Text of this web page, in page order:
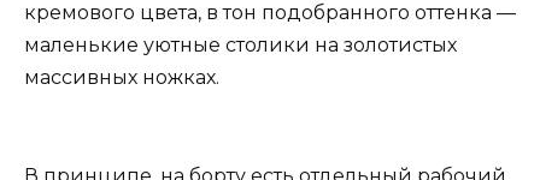
кремового цвета, в тон подобранного оттенка —
маленькие уютные столики на золотистых
массивных ножках.